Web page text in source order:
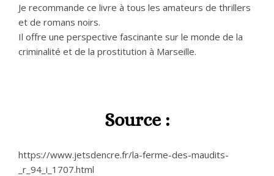
Je recommande ce livre à tous les amateurs de thrillers
et de romans noirs.
Il offre une perspective fascinante sur le monde de la
criminalité et de la prostitution à Marseille.
Source :
https://www.jetsdencre.fr/la-ferme-des-maudits-
_r_94_i_1707.html